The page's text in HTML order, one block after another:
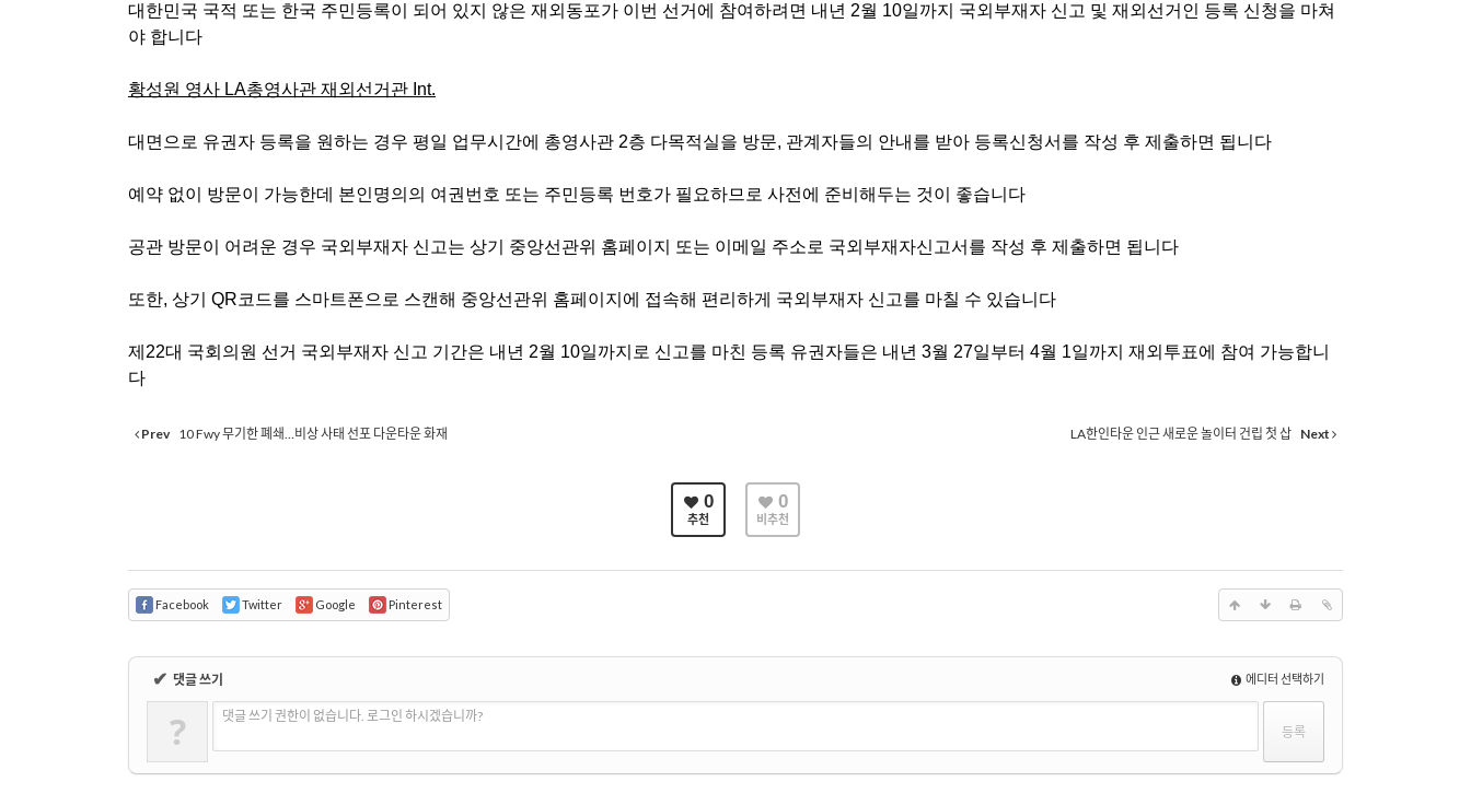
대한민국 국적 또는 한국 주민등록이 되어 있지 않은 재외동포가 이번 선거에 참여하려면 내년 2월 10일까지 국외부재자 신고 및 재외선거인 등록 신청을 마쳐
야 합니다
황성원 영사 LA총영사관 재외선거관 Int.
대면으로 유권자 등록을 원하는 경우 평일 업무시간에 총영사관 2층 다목적실을 방문, 관계자들의 안내를 받아 등록신청서를 작성 후 제출하면 됩니다
예약 없이 방문이 가능한데 본인명의의 여권번호 또는 주민등록 번호가 필요하므로 사전에 준비해두는 것이 좋습니다
공관 방문이 어려운 경우 국외부재자 신고는 상기 중앙선관위 홈페이지 또는 이메일 주소로 국외부재자신고서를 작성 후 제출하면 됩니다
또한, 상기 QR코드를 스마트폰으로 스캔해 중앙선관위 홈페이지에 접속해 편리하게 국외부재자 신고를 마칠 수 있습니다
제 22대 국회의원 선거 국외부재자 신고 기간은 내년 2월 10일까지로 신고를 마친 등록 유권자들은 내년 3월 27일부터 4월 1일까지 재외투표에 참여 가능합니
다
Prev 10 Fwy 무기한 폐쇄…비상 사태 선포 다운타운 화재 LA한인타운 인근 새로운 놀이터 건립 첫 삽 Next
0
추천
0
비추천
Facebook Twitter Google Pinterest
✔ 댓글 쓰기 에디터 선택하기
? 댓글 쓰기 권한이 없습니다. 로그인 하시겠습니까?